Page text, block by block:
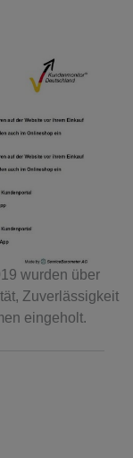
wurden über
Zuverlässigkeit
eingeholt.